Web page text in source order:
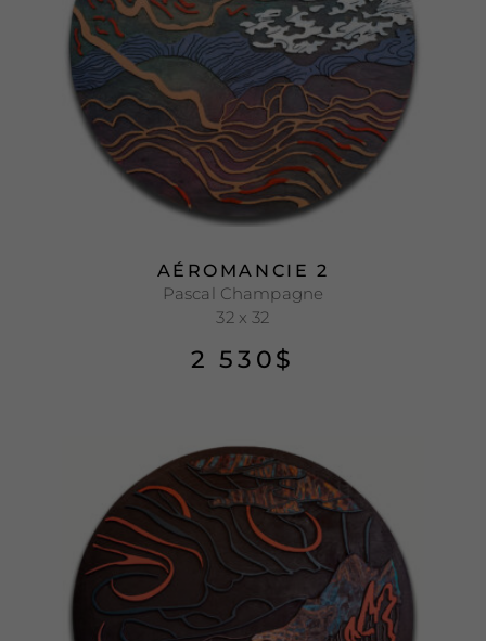
AÉROMANCIE 2
Pascal Champagne
32 x 32
2 530$